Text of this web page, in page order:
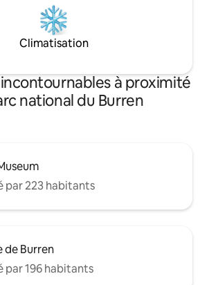
Climatisation
à proximité
national du Burren
par 223 habitants
de Burren
par 196 habitants